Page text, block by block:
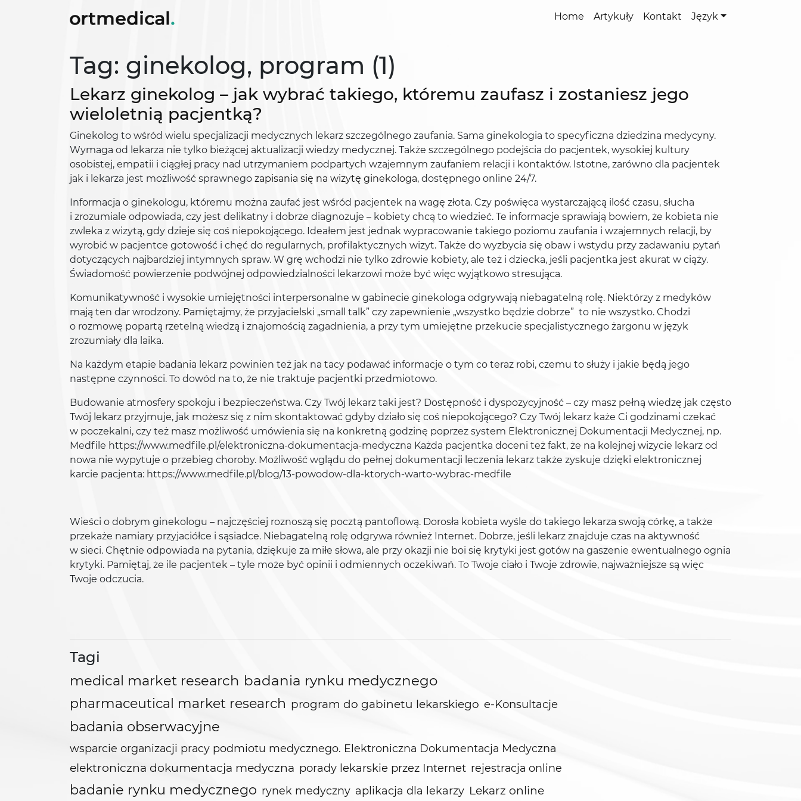
Home Artykuły Kontakt Język
Tag: ginekolog, program (1)
Lekarz ginekolog – jak wybrać takiego, któremu zaufasz i zostaniesz jego
wieloletnią pacjentką?
Ginekolog to wśród wielu specjalizacji medycznych lekarz szczególnego zaufania. Sama ginekologia to specyficzna dziedzina medycyny.
Wymaga od lekarza nie tylko bieżącej aktualizacji wiedzy medycznej. Także szczególnego podejścia do pacjentek, wysokiej kultury
osobistej, empatii i ciągłej pracy nad utrzymaniem podpartych wzajemnym zaufaniem relacji i kontaktów. Istotne, zarówno dla pacjentek
jak i lekarza jest możliwość sprawnego zapisania się na wizytę ginekologa, dostępnego online 24/7.
Informacja o ginekologu, któremu można zaufać jest wśród pacjentek na wagę złota. Czy poświęca wystarczającą ilość czasu, słucha
i zrozumiale odpowiada, czy jest delikatny i dobrze diagnozuje – kobiety chcą to wiedzieć. Te informacje sprawiają bowiem, że kobieta nie
zwleka z wizytą, gdy dzieje się coś niepokojącego. Ideałem jest jednak wypracowanie takiego poziomu zaufania i wzajemnych relacji, by
wyrobić w pacjentce gotowość i chęć do regularnych, profilaktycznych wizyt. Także do wyzbycia się obaw i wstydu przy zadawaniu pytań
dotyczących najbardziej intymnych spraw. W grę wchodzi nie tylko zdrowie kobiety, ale też i dziecka, jeśli pacjentka jest akurat w ciąży.
Świadomość powierzenie podwójnej odpowiedzialności lekarzowi może być więc wyjątkowo stresująca.
Komunikatywność i wysokie umiejętności interpersonalne w gabinecie ginekologa odgrywają niebagatelną rolę. Niektórzy z medyków
mają ten dar wrodzony. Pamiętajmy, że przyjacielski „small talk” czy zapewnienie „wszystko będzie dobrze” to nie wszystko. Chodzi
o rozmowę popartą rzetelną wiedzą i znajomością zagadnienia, a przy tym umiejętne przekucie specjalistycznego żargonu w język
zrozumiały dla laika.
Na każdym etapie badania lekarz powinien też jak na tacy podawać informacje o tym co teraz robi, czemu to służy i jakie będą jego
następne czynności. To dowód na to, że nie traktuje pacjentki przedmiotowo.
Budowanie atmosfery spokoju i bezpieczeństwa. Czy Twój lekarz taki jest? Dostępność i dyspozycyjność – czy masz pełną wiedzę jak często
Twój lekarz przyjmuje, jak możesz się z nim skontaktować gdyby działo się coś niepokojącego? Czy Twój lekarz każe Ci godzinami czekać
w poczekalni, czy też masz możliwość umówienia się na konkretną godzinę poprzez system Elektronicznej Dokumentacji Medycznej, np.
Medfile https://www.medfile.pl/elektroniczna-dokumentacja-medyczna Każda pacjentka doceni też fakt, że na kolejnej wizycie lekarz od
nowa nie wypytuje o przebieg choroby. Możliwość wglądu do pełnej dokumentacji leczenia lekarz także zyskuje dzięki elektronicznej
karcie pacjenta: https://www.medfile.pl/blog/13-powodow-dla-ktorych-warto-wybrac-medfile
Wieści o dobrym ginekologu – najczęściej roznoszą się pocztą pantoflową. Dorosła kobieta wyśle do takiego lekarza swoją córkę, a także
przekaże namiary przyjaciółce i sąsiadce. Niebagatelną rolę odgrywa również Internet. Dobrze, jeśli lekarz znajduje czas na aktywność
w sieci. Chętnie odpowiada na pytania, dziękuje za miłe słowa, ale przy okazji nie boi się krytyki jest gotów na gaszenie ewentualnego ognia
krytyki. Pamiętaj, że ile pacjentek – tyle może być opinii i odmiennych oczekiwań. To Twoje ciało i Twoje zdrowie, najważniejsze są więc
Twoje odczucia.
Tagi
medical market research badania rynku medycznego
pharmaceutical market research program do gabinetu lekarskiego e-Konsultacje
badania obserwacyjne
wsparcie organizacji pracy podmiotu medycznego. Elektroniczna Dokumentacja Medyczna
elektroniczna dokumentacja medyczna porady lekarskie przez Internet rejestracja online
badanie rynku medycznego rynek medyczny aplikacja dla lekarzy Lekarz online